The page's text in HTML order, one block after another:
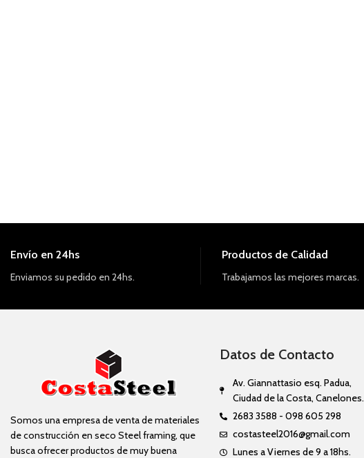
Envío en 24hs
Enviamos su pedido en 24hs.
Productos de Calidad
Trabajamos las mejores marcas.
Somos una empresa de venta de materiales
de construcción en seco Steel framing, que
busca ofrecer productos de muy buena
Datos de Contacto
Av. Giannattasio esq. Padua,
Ciudad de la Costa, Canelones.
2683 3588 - 098 605 298
costasteel2016@gmail.com
Lunes a Viernes de 9 a 18hs.